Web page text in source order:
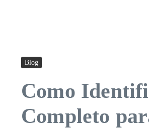
Blog
Como
Completo